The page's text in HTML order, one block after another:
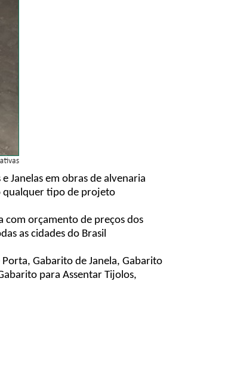
Janelas em obras de alvenaria
qualquer tipo de projeto
com orçamento de preços dos
as cidades do Brasil
Gabarito de Janela, Gabarito
para Assentar Tijolos,